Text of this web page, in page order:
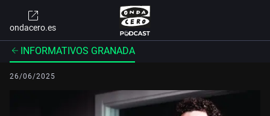
ondacero.es
INFORMATIVOS GRANADA
26/06/2025